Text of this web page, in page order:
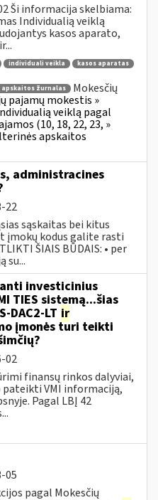
Ši informacija skelbiama:
Individualią veiklą
kasos aparato,
individuali veikla
kasos aparatas
apskaitos žurnalas
Mokesčių
pajamų mokestis »
veiklą pagal
(10, 18, 22, 23, »
apskaitos
administracines
22
sąskaitas bei kitus
įmokų kodus galite rasti
ŠIAIS BŪDAIS: • per
su...
investicinius
TIES sistemą...šias
DAC2-LT ir
įmonės turi teikti
02
finansų rinkos dalyviai,
VMI informaciją,
Pagal LBĮ 42
05
pagal Mokesčių